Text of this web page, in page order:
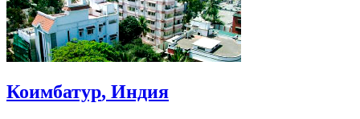
Коимбатур, Индия